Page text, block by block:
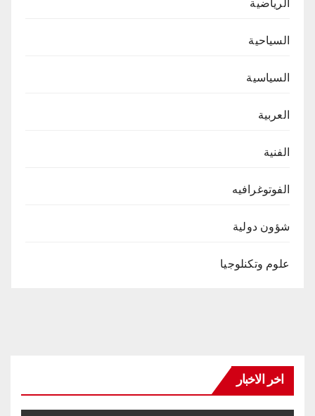
الرياضية
السياحية
السياسية
العربية
الفنية
الفوتوغرافيه
شؤون دولية
علوم وتكنلوجيا
اخر الاخبار